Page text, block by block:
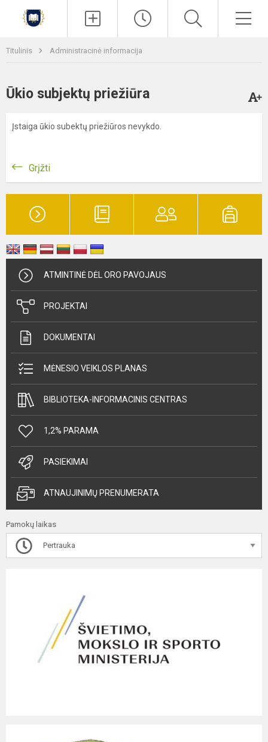
Titulinis Administracinė informacija
Ūkio subjektų priežiūra
Įstaiga ūkio subektų priežiūros nevykdo.
Grįžti
ATMINTINĖ DĖL ORO PAVOJAUS
PROJEKTAI
DOKUMENTAI
MĖNESIO VEIKLOS PLANAS
BIBLIOTEKA-INFORMACINIS CENTRAS
1,2% PARAMA
PASIEKIMAI
ATNAUJINIMŲ PRENUMERATA
Pamokų laikas
Pertrauka